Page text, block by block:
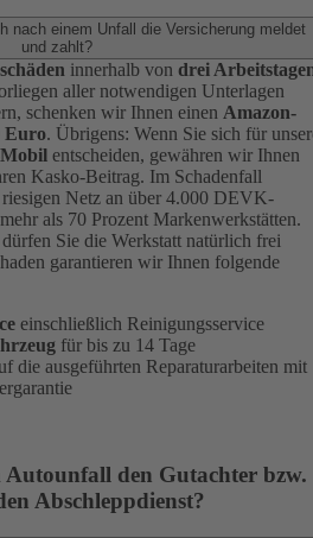
nach einem Unfall die Versicherung meldet
und zahlt?
innerhalb von drei
aller notwendigen Unterlagen
schenken wir Ihnen einen Amazon-
Euro. Übrigens: Wenn Sie sich für
entscheiden, gewähren wir Ihnen
Kasko-Beitrag. Im Schadenfall
Netz an über 4.000 DEVK-
als 70 Prozent Markenwerkstätten.
Sie die Werkstatt natürlich frei
garantieren wir Ihnen folgende
einschließlich Reinigungsservice
für bis zu 14 Tage
die ausgeführten Reparaturarbeiten mit
Autounfall den Gutachter bzw.
Abschleppdienst?